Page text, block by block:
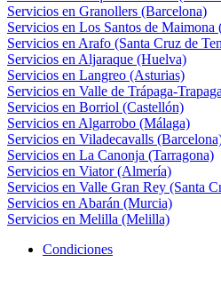
Servicios en Granollers (Barcelona)
Servicios en Los Santos de Maimona
Servicios en Arafo (Santa Cruz de
Servicios en Aljaraque (Huelva)
Servicios en Langreo (Asturias)
Servicios en Valle de Trápaga-
Servicios en Borriol (Castellón)
Servicios en Algarrobo (Málaga)
Servicios en Viladecavalls
Servicios en La Canonja (Tarragona)
Servicios en Viator (Almería)
Servicios en Valle Gran Rey (Santa
Servicios en Abarán (Murcia)
Servicios en Melilla (Melilla)
Condiciones